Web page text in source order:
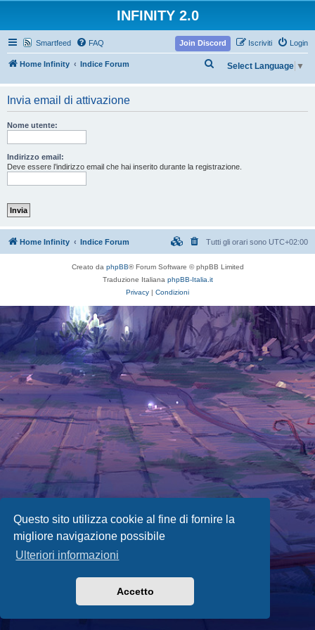
Questo sito utilizza cookie al fine di fornire la
migliore navigazione possibile
Ulteriori informazioni
Accetto
INFINITY 2.0
Smartfeed FAQ Login
Iscriviti
Join Discord
Home Infinity Indice Forum Select Language ▼
c
Invia email di attivazione
Nome utente:
Indirizzo email:
Deve essere l’indirizzo email che hai inserito durante la registrazione.
Home Infinity Indice Forum Tutti gli orari sono UTC+02:00
Creato da phpBB® Forum Software © phpBB Limited
Traduzione Italiana phpBB-Italia.it
Privacy | Condizioni